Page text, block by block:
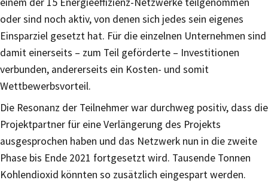
oder sind noch aktiv, von denen sich jedes sein eigenes
Einsparziel gesetzt hat. Für die einzelnen Unternehmen sind
damit einerseits – zum Teil geförderte – Investitionen
verbunden, andererseits ein Kosten- und somit
Wettbewerbsvorteil.
Die Resonanz der Teilnehmer war durchweg positiv, dass die
Projektpartner für eine Verlängerung des Projekts
ausgesprochen haben und das Netzwerk nun in die zweite
Phase bis Ende 2021 fortgesetzt wird. Tausende Tonnen
Kohlendioxid könnten so zusätzlich eingespart werden.